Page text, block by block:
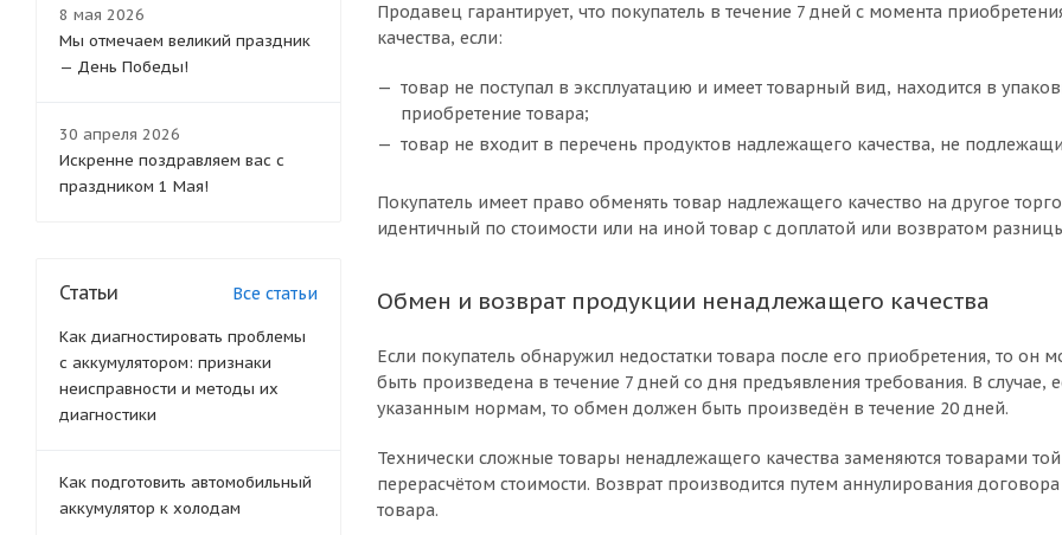
Продавец гарантирует, что покупатель в течение 7 дней с момента
качества, если:
товар не поступал в эксплуатацию и имеет товарный вид, находится в
приобретение товара;
товар не входит в перечень продуктов надлежащего качества, не
Покупатель имеет право обменять товар надлежащего качество на другое
идентичный по стоимости или на иной товар с доплатой или возвратом
Обмен и возврат продукции ненадлежащего качества
Если покупатель обнаружил недостатки товара после его приобретения, то
быть произведена в течение 7 дней со дня предъявления требования. В случае,
указанным нормам, то обмен должен быть произведён в течение 20 дней.
Технически сложные товары ненадлежащего качества заменяются товарами
перерасчётом стоимости. Возврат производится путем аннулирования
товара.
8 мая 2026
Мы отмечаем великий праздник
— День Победы!
30 апреля 2026
Искренне поздравляем вас с
праздником 1 Мая!
Статьи Все статьи
Как диагностировать проблемы
с аккумулятором: признаки
неисправности и методы их
диагностики
Как подготовить автомобильный
аккумулятор к холодам